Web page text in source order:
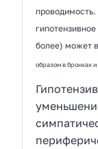
более) может
образом в бронхах